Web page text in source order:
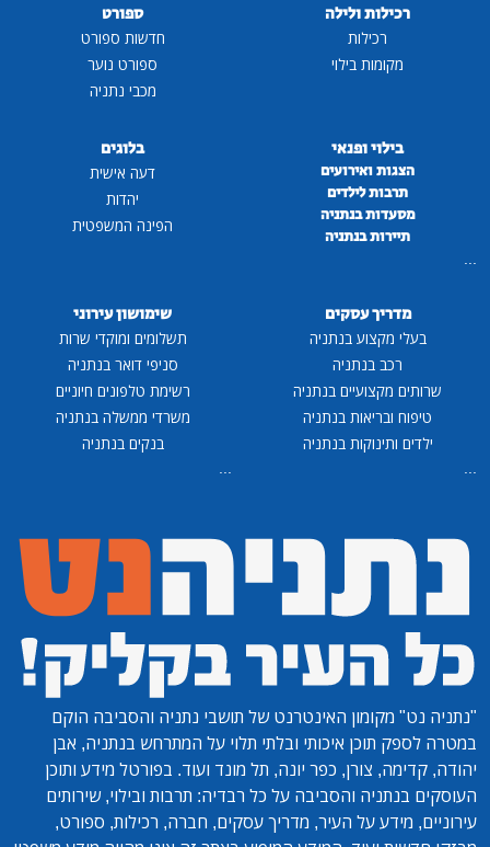
רכילות ולילה
רכילות
מקומות בילוי
ספורט
חדשות ספורט
ספורט נוער
מכבי נתניה
בילוי ופנאי
הצגות ואירועים
תרבות לילדים
מסעדות בנתניה
תיירות בנתניה
בלוגים
דעה אישית
יהדות
הפינה המשפטית
מדריך עסקים
בעלי מקצוע בנתניה
רכב בנתניה
שרותים מקצועיים בנתניה
טיפוח ובריאות בנתניה
ילדים ותינוקות בנתניה
שימושון עירוני
תשלומים ומוקדי שרות
סניפי דואר בנתניה
רשימת טלפונים חיוניים
משרדי ממשלה בנתניה
בנקים בנתניה
"נתניה נט" מקומון האינטרנט של תושבי נתניה והסביבה הוקם
במטרה לספק תוכן איכותי ובלתי תלוי על המתרחש בנתניה, אבן
יהודה, קדימה, צורן, כפר יונה, תל מונד ועוד. בפורטל מידע ותוכן
העוסקים בנתניה והסביבה על כל רבדיה: תרבות ובילוי, שירותים
עירוניים, מידע על העיר, מדריך עסקים, חברה, רכילות, ספורט,